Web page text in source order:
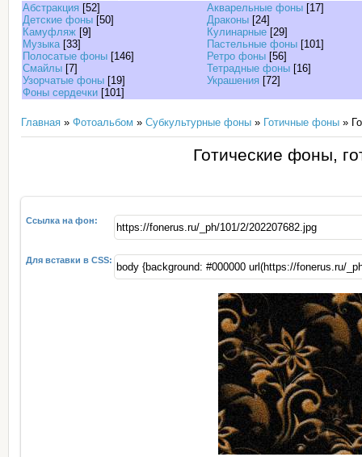
Абстракция [52] Акварельные фоны [17]
Детские фоны [50] Драконы [24]
Камуфляж [9] Кулинарные [29]
Музыка [33] Пастельные фоны [101]
Полосатые фоны [146] Ретро фоны [56]
Смайлы [7] Тетрадные фоны [16]
Узорчатые фоны [19] Украшения [72]
Фоны сердечки [101]
Главная » Фотоальбом » Субкультурные фоны » Готичные фоны »
Готические фоны,
Ссылка на фон:
Для вставки в CSS: